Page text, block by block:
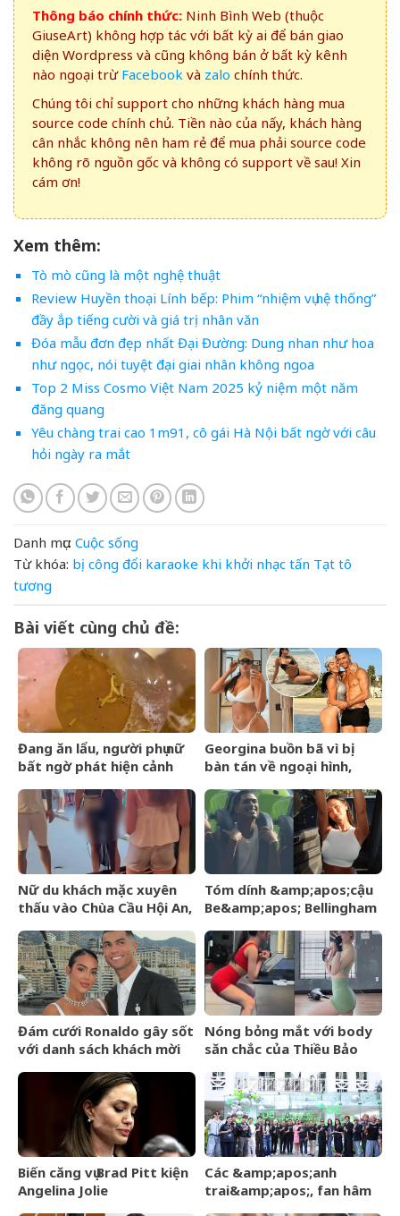
Thông báo chính thức: Ninh Bình Web (thuộc
GiuseArt) không hợp tác với bất kỳ ai để bán giao
diện Wordpress và cũng không bán ở bất kỳ kênh
nào ngoại trừ Facebook và zalo chính thức.
Chúng tôi chỉ support cho những khách hàng mua
source code chính chủ. Tiền nào của nấy, khách hàng
cân nhắc không nên ham rẻ để mua phải source code
không rõ nguồn gốc và không có support về sau! Xin
cám ơn!
Xem thêm:
Tò mò cũng là một nghệ thuật
Review Huyền thoại Lính bếp: Phim “nhiệm vụ hệ thống”
đầy ắp tiếng cười và giá trị nhân văn
Đóa mẫu đơn đẹp nhất Đại Đường: Dung nhan như hoa
như ngọc, nói tuyệt đại giai nhân không ngoa
Top 2 Miss Cosmo Việt Nam 2025 kỷ niệm một năm
đăng quang
Yêu chàng trai cao 1m91, cô gái Hà Nội bất ngờ với câu
hỏi ngày ra mắt
Danh mục: Cuộc sống
Từ khóa: bị công đổi karaoke khi khởi nhạc tấn Tạt tô
tương
Bài viết cùng chủ đề:
Đang ăn lẩu, người phụ nữ
bất ngờ phát hiện cảnh
gà&amp;apos; trong nồi
Georgina buồn bã vì bị
bàn tán về ngoại hình,
động khiến 4 triệu người
đồng tình
Nữ du khách mặc xuyên
thấu vào Chùa Cầu Hội An,
động gây chú ý
Tóm dính &amp;apos;cậu
Be&amp;apos; Bellingham
bạn gái người mẫu sexy,
cười tươi giữa dàn vệ sĩ
hộ tống
Đám cưới Ronaldo gây sốt
với danh sách khách mời
Nóng bỏng mắt với body
săn chắc của Thiều Bảo
tại phòng tập
Biến căng vụ Brad Pitt kiện
Angelina Jolie
Các &amp;apos;anh
trai&amp;apos;, fan hâm